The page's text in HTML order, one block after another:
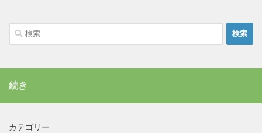
検
索:
続き
カテゴリー